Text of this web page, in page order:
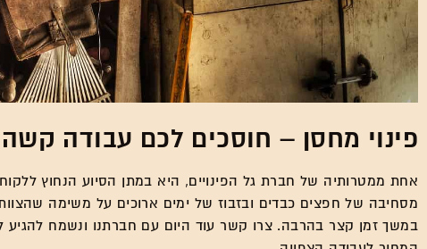
פינוי מחסן – חוסכים לכם עבודה קשה
אחת ממטרותיה של חברת גל הפינויים, היא במתן הסיוע הנחוץ
מסחיבה של חפצים כבדים ובזבוז של ימים ארוכים על משימה
במשך זמן קצר בהרבה. צרו קשר עוד היום עם חברתנו ונשמח